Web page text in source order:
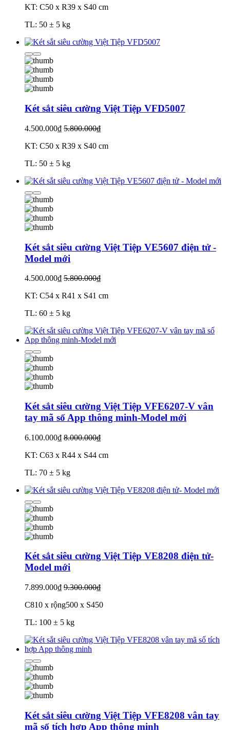
KT: C50 x R39 x S40 cm
TL: 50 ± 5 kg
Két sắt siêu cường Việt Tiệp VFD5007
4.500.000₫ 5.800.000₫
KT: C50 x R39 x S40 cm
TL: 50 ± 5 kg
Két sắt siêu cường Việt Tiệp VE5607 điện tử -
Model mới
4.500.000₫ 5.800.000₫
KT: C54 x R41 x S41 cm
TL: 60 ± 5 kg
Két sắt siêu cường Việt Tiệp VFE6207-V vân
tay mã số App thông minh-Model mới
6.100.000₫ 8.000.000₫
KT: C63 x R44 x S44 cm
TL: 70 ± 5 kg
Két sắt siêu cường Việt Tiệp VE8208 điện tử-
Model mới
7.899.000₫ 9.300.000₫
C810 x rộng500 x S450
TL: 100 ± 5 kg
Két sắt siêu cường Việt Tiệp VFE8208 vân tay
mã số tích hợp App thông minh